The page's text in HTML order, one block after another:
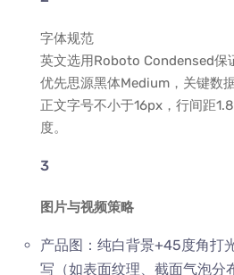
字体规范
英文选用Roboto Condensed保
优先思源黑体Medium，关键数
正文字号不小于16px，行间距
度。
图片与视频策略
产品图：纯白背景+45度角打
写（如表面纹理、截面气泡分